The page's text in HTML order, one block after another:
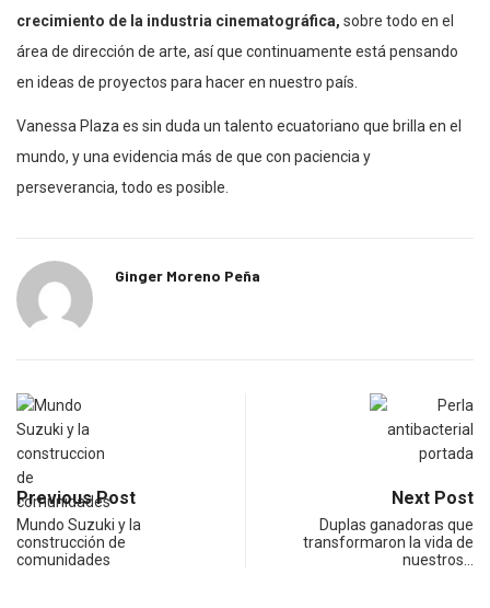
crecimiento de la industria cinematográfica, sobre todo en el
área de dirección de arte, así que continuamente está pensando
en ideas de proyectos para hacer en nuestro país.
Vanessa Plaza es sin duda un talento ecuatoriano que brilla en el
mundo, y una evidencia más de que con paciencia y
perseverancia, todo es posible.
Ginger Moreno Peña
Previous Post
Mundo Suzuki y la
construcción de
comunidades
Next Post
Duplas ganadoras que
transformaron la vida de
nuestros…